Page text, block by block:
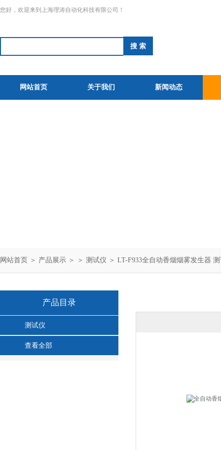
您好，欢迎来到上海理涛自动化科技有限公司！
网站首页 关于我们 新闻动态
网站首页 ＞ 产品展示 ＞ ＞ 测试仪 ＞ LT-F933全自动香烟烟雾发生器
产品目录
测试仪
查看全部